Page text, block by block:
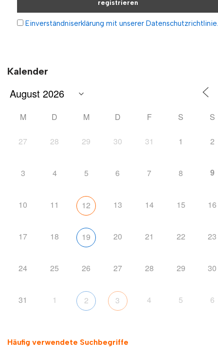
Einverständniserklärung mit unserer Datenschutzrichtlinie.
Kalender
M D M D F S S
27 28 29 30 31 1 2
3 4 5 6 7 8 9
10 11 12 13 14 15 16
17 18 19 20 21 22 23
24 25 26 27 28 29 30
31 1 2 3 4 5 6
Häufig verwendete Suchbegriffe